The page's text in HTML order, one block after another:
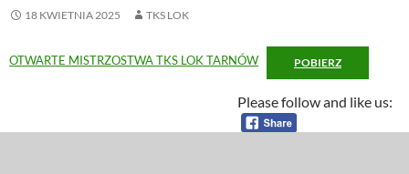
18 KWIETNIA 2025 TKS LOK
OTWARTE MISTRZOSTWA TKS LOK TARNÓW POBIERZ
Please follow and like us: